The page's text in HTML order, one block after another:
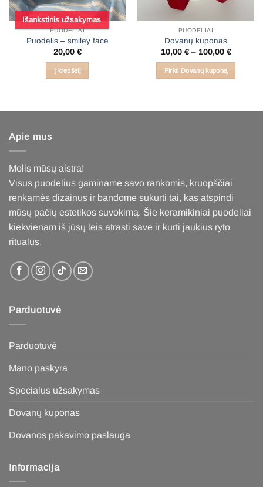
PUODELIAI
Išankstinis užsakymas
Puodelis – smiley face
20,00 €
Į krepšelį
PUODELIAI
Dovanų kuponas
10,00 € – 100,00 €Price
Pirkti Dovanų kuponą
be
chosen
on
product
Apie mus
Molis mūsų aistra!
Visus puodelius gaminame savo rankomis, kruopščiai
renkamės dizainus ir bandome sukurti tai, kas atspindi
mūsų pačių estetikos suvokimą. Šie keramikiniai puodeliai
kiekvienam iš jūsų leis atrasti save ir kurti jaukius ryto
ritualus.
Parduotuvė
Parduotuvė
Mano paskyra
Specialus užsakymas
Dovanų kuponas
Dovanos pakavimo paslauga
Informacija